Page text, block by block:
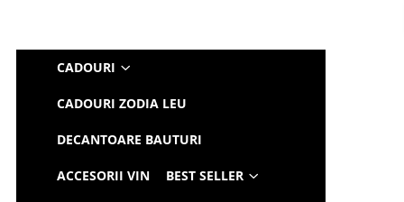
CADOURI
CADOURI ZODIA LEU
DECANTOARE BAUTURI
ACCESORII VIN BEST SELLER